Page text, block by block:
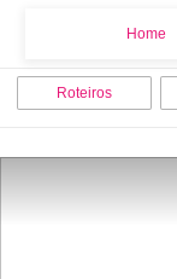
Home
Roteiros